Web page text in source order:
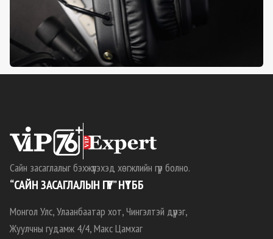
Сайн засаглалыг бэхжүүлэхэд хөгжлийн гүүр болно.
“САЙН ЗАСАГЛАЛЫН ГҮҮР” НҮТББ
Монгол Улс, Улаанбаатар хот, Чингэлтэй дүүрэг,
Жуулчны гудамж 4/4, Макс Цамхаг